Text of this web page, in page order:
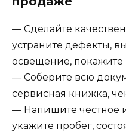
— Сделайте
устраните дефекты,
освещение, покажите
— Соберите всю
сервисная книжка,
— Напишите честное
укажите пробег,